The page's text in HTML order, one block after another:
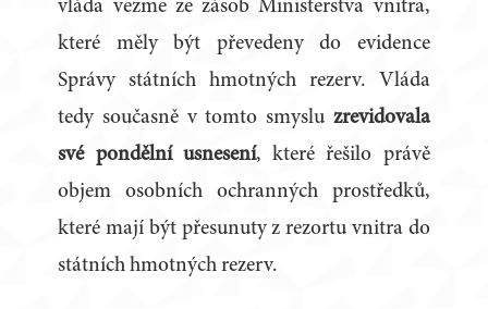
vláda vezme ze zásob Ministerstva vnitra,
které měly být převedeny do evidence
Správy státních hmotných rezerv. Vláda
tedy současně v tomto smyslu zrevidovala
své pondělní usnesení, které řešilo právě
objem osobních ochranných prostředků,
které mají být přesunuty z rezortu vnitra do
státních hmotných rezerv.